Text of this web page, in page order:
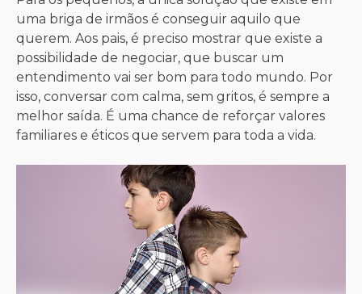
uma briga de irmãos é conseguir aquilo que
querem. Aos pais, é preciso mostrar que existe a
possibilidade de negociar, que buscar um
entendimento vai ser bom para todo mundo. Por
isso, conversar com calma, sem gritos, é sempre a
melhor saída. É uma chance de reforçar valores
familiares e éticos que servem para toda a vida.